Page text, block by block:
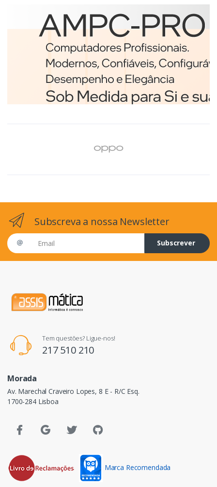
Etiquetas
Brother BCS-1J074102-121
etiqueta para impressão
Branco
€98,75
Subscreva a nossa Newsletter
Email address
Subscrever
Tem questões? Ligue-nos!
217 510 210
Morada
Av. Marechal Craveiro Lopes, 8 E - R/C Esq.
1700-284 Lisboa
Marca Recomendada